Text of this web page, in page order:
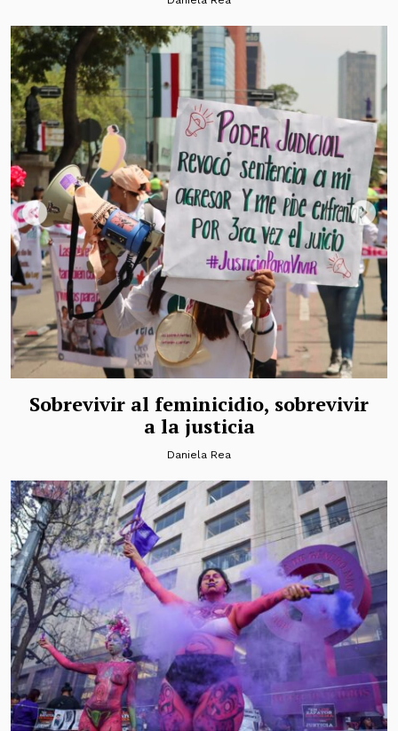
Sobrevivir al feminicidio, sobrevivir
a la justicia
Daniela Rea